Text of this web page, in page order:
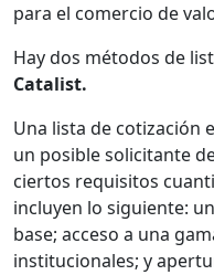
para el comercio de
Hay dos métodos de
Catalist.
Una lista de cotización
un posible solicitante
ciertos requisitos
incluyen lo siguiente:
base; acceso a una
institucionales; y